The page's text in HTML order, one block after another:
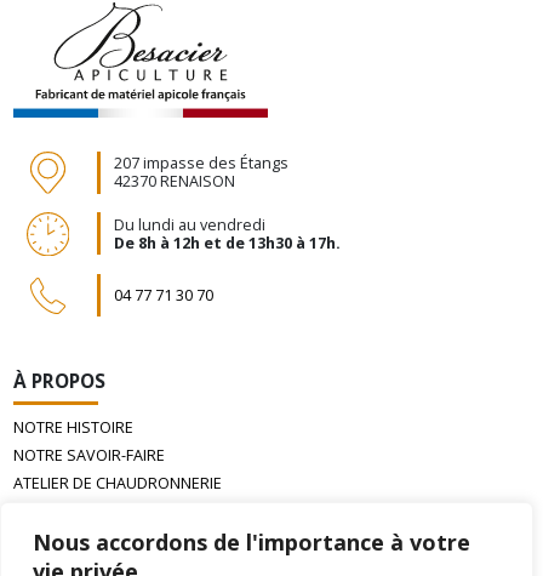
Nous accordons de l'importance à votre
207 impasse des Étangs
42370 RENAISON
Du lundi au vendredi
De 8h à 12h et de 13h30 à 17h.
04 77 71 30 70
À PROPOS
NOTRE HISTOIRE
NOTRE SAVOIR-FAIRE
ATELIER DE CHAUDRONNERIE